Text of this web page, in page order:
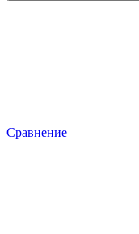
Сравнение